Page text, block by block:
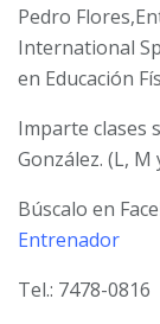
Pedro
International
en Educación
Imparte clases
González. (L, M
Búscalo en
Entrenador
Tel.: 7478-0816